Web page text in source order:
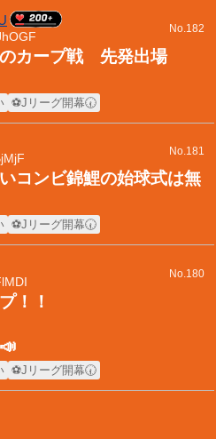
No.182
カープ戦 先発出場
⚽Jリーグ開幕🕢
No.181
コンビ錦鯉の始球式は無
⚽Jリーグ開幕🕢
No.180
！！
⚽Jリーグ開幕🕢